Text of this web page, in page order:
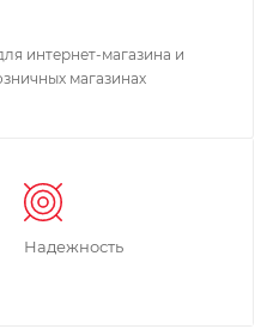
интернет-магазина и
магазинах
Надежность